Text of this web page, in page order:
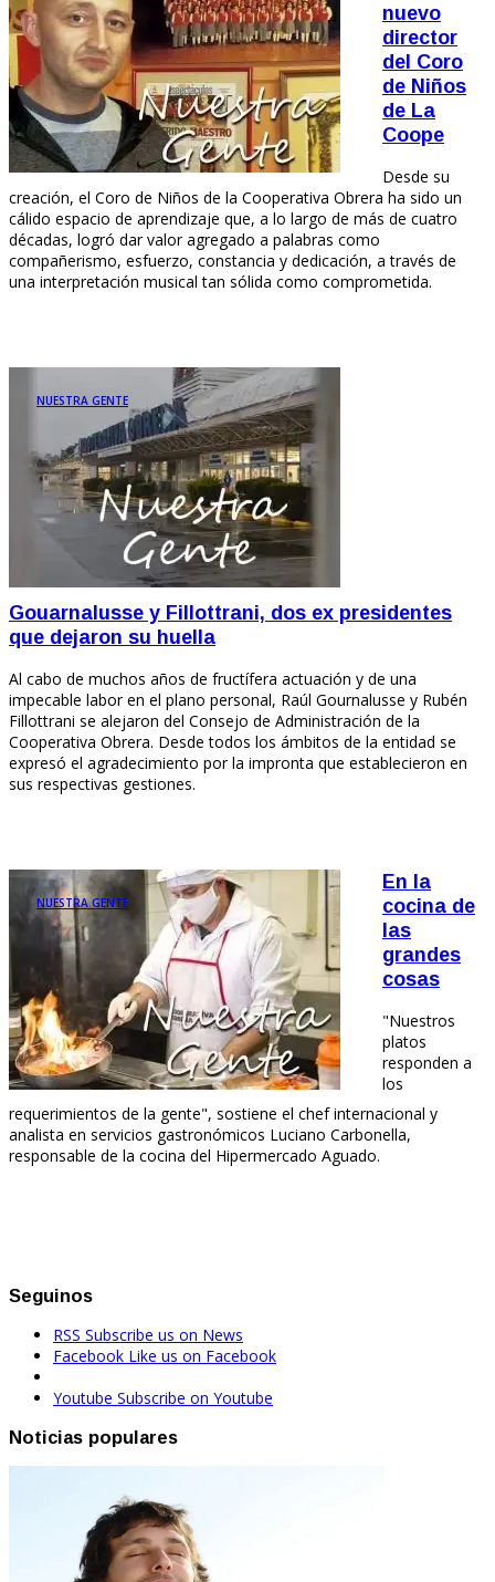
nuevo
director
del Coro
de Niños
de La
Coope
Desde su
creación, el Coro de Niños de la Cooperativa Obrera ha sido un
cálido espacio de aprendizaje que, a lo largo de más de cuatro
décadas, logró dar valor agregado a palabras como
compañerismo, esfuerzo, constancia y dedicación, a través de
una interpretación musical tan sólida como comprometida.
NUESTRA GENTE
Gouarnalusse y Fillottrani, dos ex presidentes
que dejaron su huella
Al cabo de muchos años de fructífera actuación y de una
impecable labor en el plano personal, Raúl Gournalusse y Rubén
Fillottrani se alejaron del Consejo de Administración de la
Cooperativa Obrera. Desde todos los ámbitos de la entidad se
expresó el agradecimiento por la impronta que establecieron en
sus respectivas gestiones.
NUESTRA GENTE
En la
cocina de
las
grandes
cosas
"Nuestros
platos
responden a
los
requerimientos de la gente", sostiene el chef internacional y
analista en servicios gastronómicos Luciano Carbonella,
responsable de la cocina del Hipermercado Aguado.
Seguinos
RSS Subscribe us on News
Facebook Like us on Facebook
Youtube Subscribe on Youtube
Noticias populares